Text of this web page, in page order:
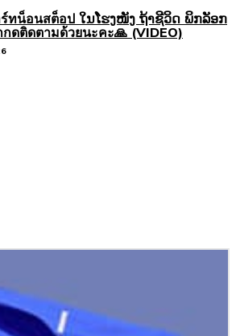
ทน็อนสต็อป ໃນໂຮງໜັງ ຖ້າຊີວິດ ພິກລັອກ
ดติดตามด้วยนะคะ🙏 (VIDEO)